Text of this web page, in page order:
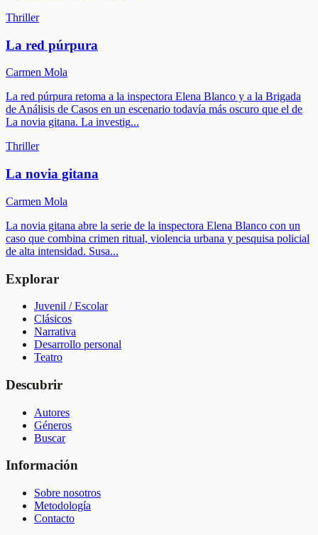
Thriller
La red púrpura
Carmen Mola
La red púrpura retoma a la inspectora Elena Blanco y a la Brigada
de Análisis de Casos en un escenario todavía más oscuro que el de
La novia gitana. La investig...
Thriller
La novia gitana
Carmen Mola
La novia gitana abre la serie de la inspectora Elena Blanco con un
caso que combina crimen ritual, violencia urbana y pesquisa policial
de alta intensidad. Susa...
Explorar
Juvenil / Escolar
Clásicos
Narrativa
Desarrollo personal
Teatro
Descubrir
Autores
Géneros
Buscar
Información
Sobre nosotros
Metodología
Contacto